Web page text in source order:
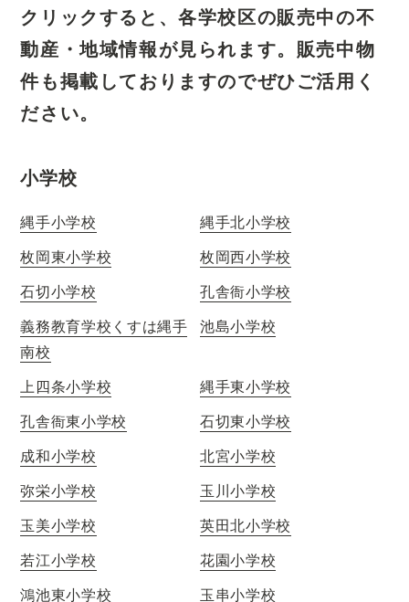
クリックすると、各学校区の販売中の不
動産・地域情報が見られます。 販売中物
件も掲載しておりますのでぜひご活用く
ださい。
小学校
縄手小学校
縄手北小学校
枚岡東小学校
枚岡西小学校
石切小学校
孔舎衙小学校
義務教育学校くすは縄手
南校
池島小学校
上四条小学校
縄手東小学校
孔舎衙東小学校
石切東小学校
成和小学校
北宮小学校
弥栄小学校
玉川小学校
玉美小学校
英田北小学校
若江小学校
花園小学校
鴻池東小学校
玉串小学校